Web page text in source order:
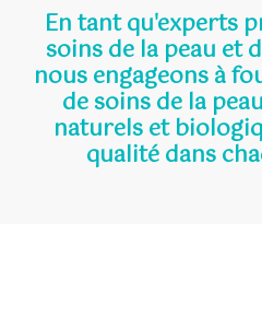
En tant qu'experts
soins de la peau et
nous engageons à
de soins de la
naturels et
qualité dans